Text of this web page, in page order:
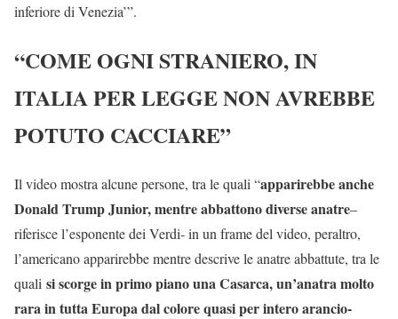
inferiore di Venezia’”.
“COME OGNI STRANIERO, IN
ITALIA PER LEGGE NON AVREBBE
POTUTO CACCIARE”
Il video mostra alcune persone, tra le quali “apparirebbe anche
Donald Trump Junior, mentre abbattono diverse anatre–
riferisce l’esponente dei Verdi- in un frame del video, peraltro,
l’americano apparirebbe mentre descrive le anatre abbattute, tra le
quali si scorge in primo piano una Casarca, un’anatra molto
rara in tutta Europa dal colore quasi per intero arancio-